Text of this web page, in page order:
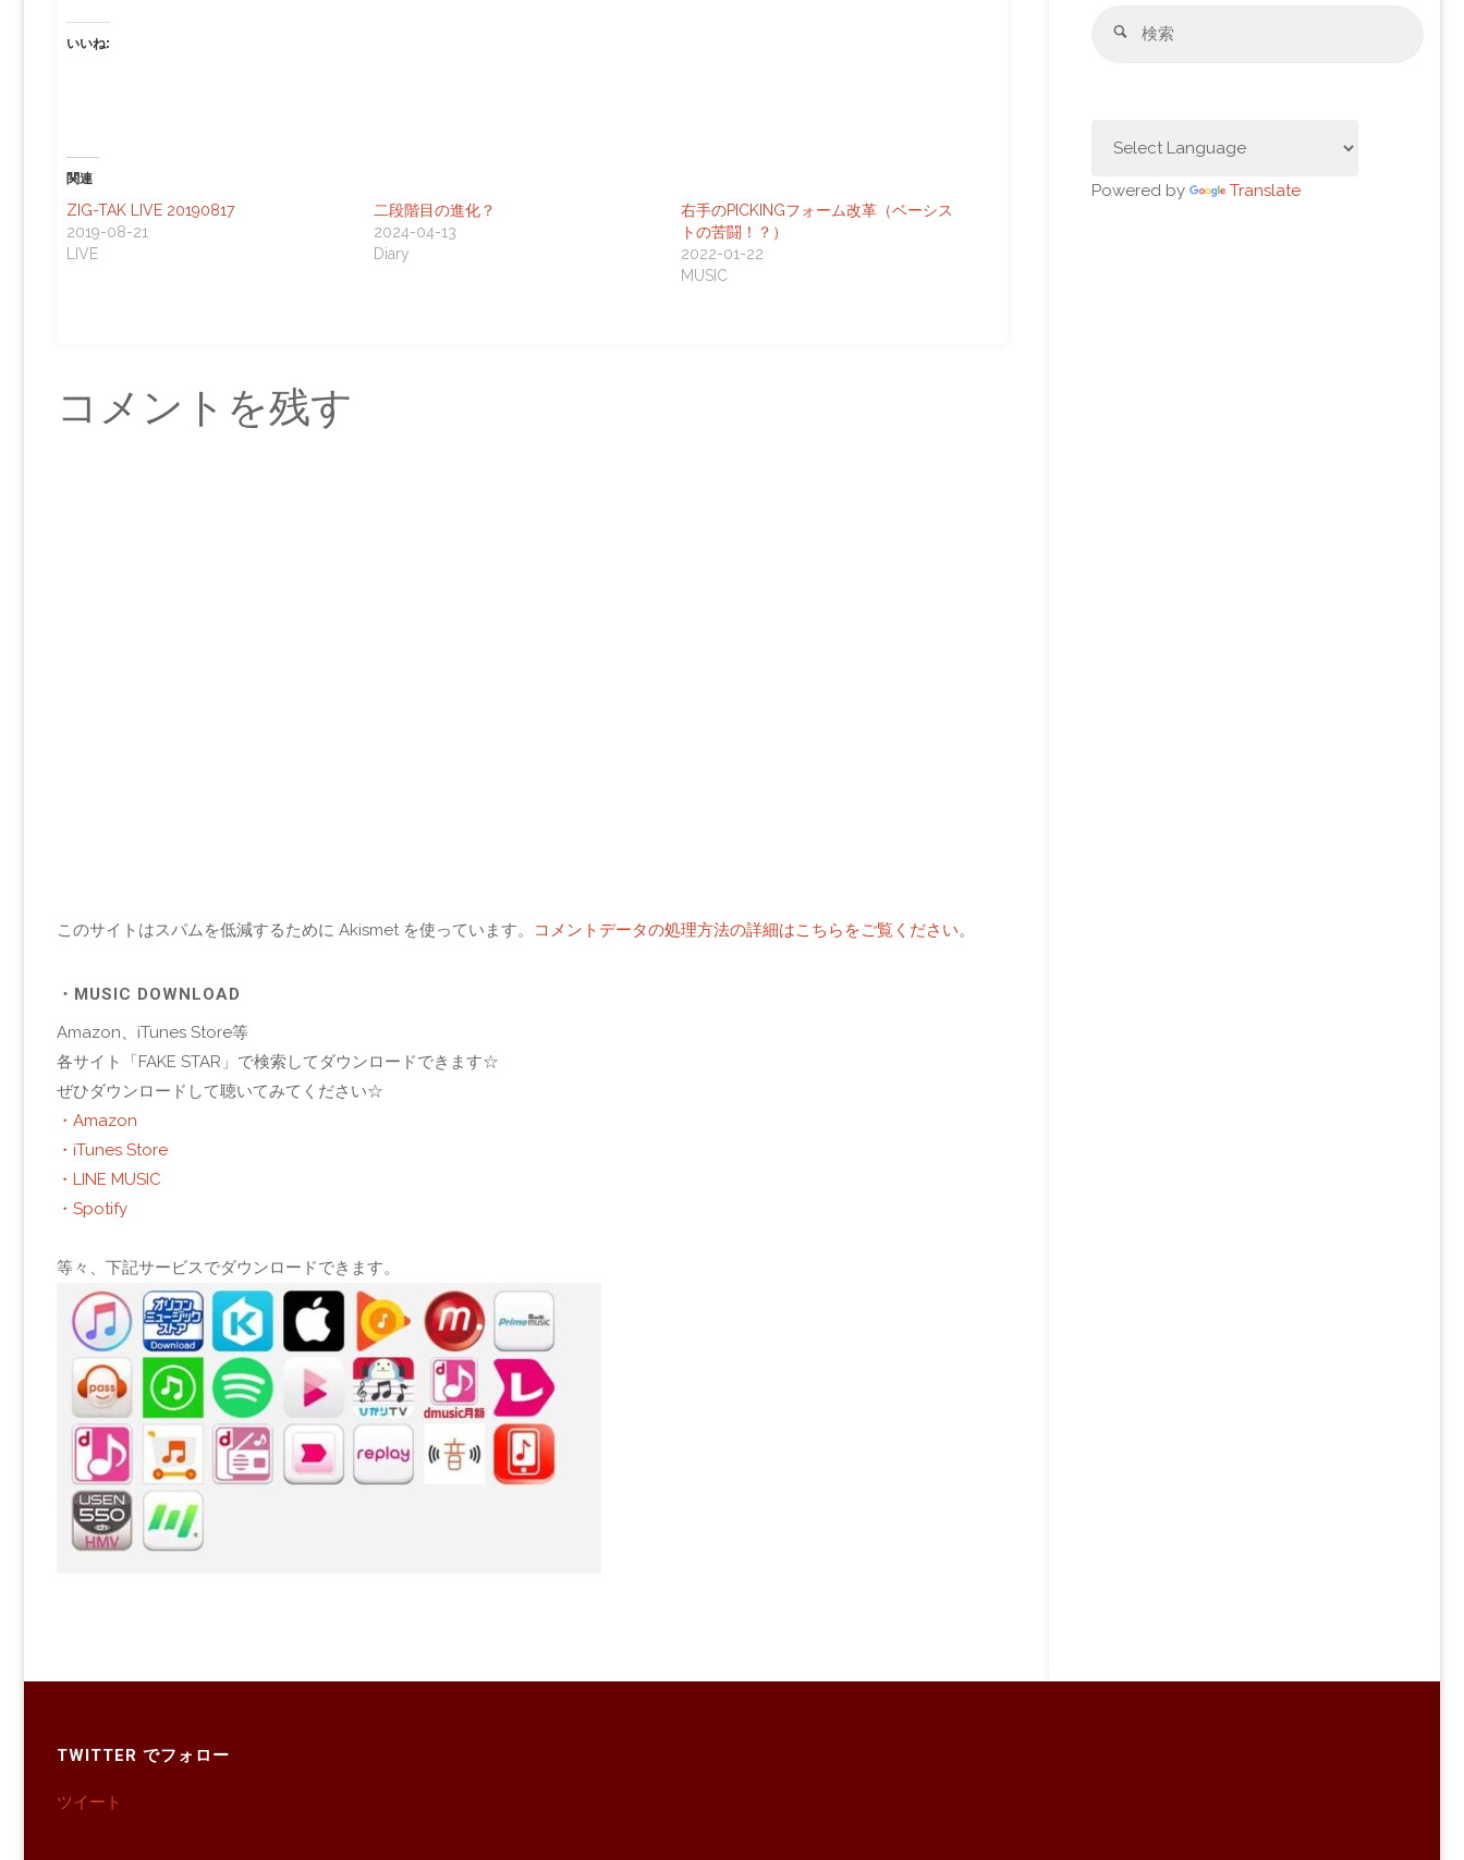
いいね:
関連
ZIG-TAK LIVE 20190817
2019-08-21
LIVE
二段階目の進化？
2024-04-13
Diary
右手のPICKINGフォーム改革（ベーシス
トの苦闘！？）
2022-01-22
MUSIC
コメントを残す
このサイトはスパムを低減するために Akismet を使っています。 コメントデータの処理方法の詳細はこちらをご覧ください。
・MUSIC DOWNLOAD
Amazon、iTunes Store等
各サイト「FAKE STAR」で検索してダウンロードできます☆
ぜひダウンロードして聴いてみてください☆
・Amazon
・iTunes Store
・LINE MUSIC
・Spotify
等々、下記サービスでダウンロードできます。
検
Powered by Translate
TWITTER でフォロー
ツイート